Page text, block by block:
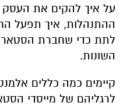
על איך להקים את העסק
ההתנהלות, איך תפעל
לתת כדי שחברת
השונות.
קיימים כמה כללים
לרגליהם של מייסדי